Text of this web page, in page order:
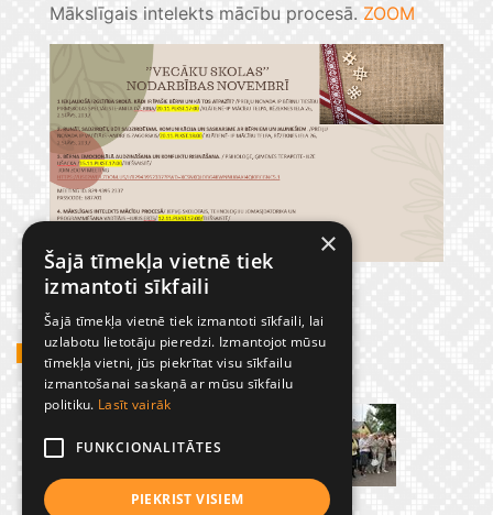
Mākslīgais intelekts mācību procesā. ZOOM
GADĪJUMBILDES
×
Šajā tīmekļa vietnē tiek
izmantoti sīkfaili
Šajā tīmekļa vietnē tiek izmantoti sīkfaili, lai
uzlabotu lietotāju pieredzi. Izmantojot mūsu
tīmekļa vietni, jūs piekrītat visu sīkfailu
izmantošanai saskaņā ar mūsu sīkfailu
politiku. Lasīt vairāk
FUNKCIONALITĀTES
PIEKRIST VISIEM